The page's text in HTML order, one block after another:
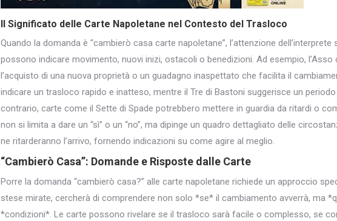
Il Significato delle Carte Napoletane nel Contesto del Trasloco
Quando la domanda è “cambierò casa carte napoletane”, l’attenzione
possono indicare movimento, nuovi inizi, ostacoli o benedizioni. Ad esempio, l’Asso
l’acquisto di una nuova proprietà o un guadagno inaspettato che facilita il
indicare un trasloco rapido e inatteso, mentre il Tre di Bastoni suggerisce un
contrario, carte come il Sette di Spade potrebbero mettere in guardia da ritardi o
non si limita a dare un “sì” o un “no”, ma dipinge un quadro dettagliato delle
ne ritarderanno l’arrivo, fornendo indicazioni su come agire al meglio.
“Cambierò Casa”: Domande e Risposte dalle Carte
Porre la domanda “cambierò casa?” alle carte napoletane richiede un approccio
stese mirate, cercherà di comprendere non solo *se* il cambiamento avverrà, ma
*condizioni*. Le carte possono rivelare se il trasloco sarà facile o complesso, se